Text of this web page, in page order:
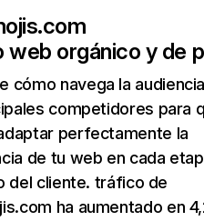
web orgánico y de
cómo navega la
competidores para
perfectamente la
de tu web en cada
del cliente. tráfico de
ha aumentado en